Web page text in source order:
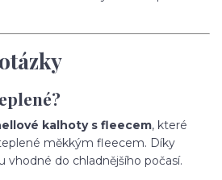
kalhoty s fleecem, které
měkkým fleecem. Díky
vhodné do chladnějšího počasí.